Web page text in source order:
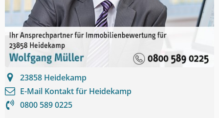
23858 Heidekamp
E-Mail Kontakt für Heidekamp
0800 589 0225